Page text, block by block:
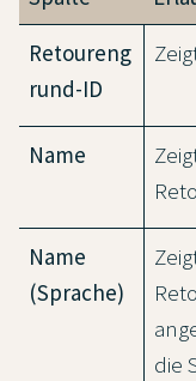
Retoureng
rund-ID
Name
Name
(Sprache)
die